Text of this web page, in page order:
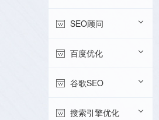
SEO顾问
百度优化
谷歌SEO
搜索引擎优化